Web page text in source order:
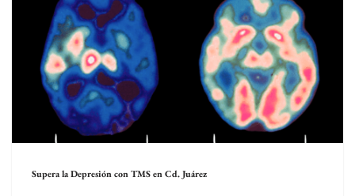
Supera la Depresión con TMS en Cd. Juárez